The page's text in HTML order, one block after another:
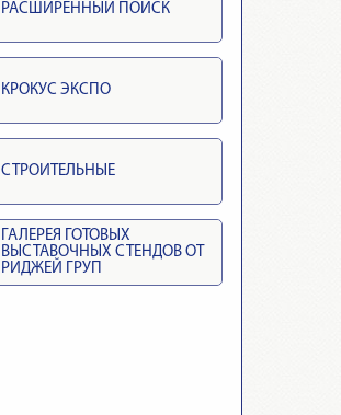
РАСШИРЕННЫЙ ПОИСК
КРОКУС ЭКСПО
СТРОИТЕЛЬНЫЕ
ГАЛЕРЕЯ ГОТОВЫХ
ВЫСТАВОЧНЫХ СТЕНДОВ ОТ
РИДЖЕЙ ГРУП